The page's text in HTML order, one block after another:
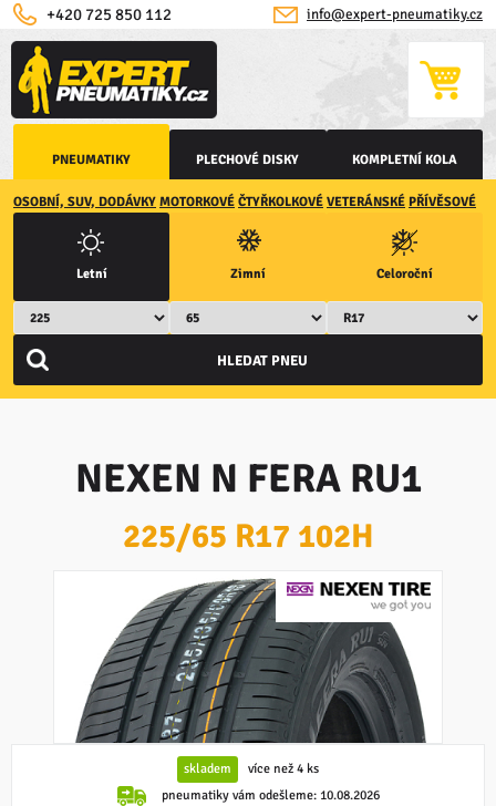
PNEUMATIKY PLECHOVÉ DISKY KOMPLETNÍ KOLA
info@expert-pneumatiky.cz
+420 725 850 112
OSOBNÍ, SUV, DODÁVKY MOTORKOVÉ ČTYŘKOLKOVÉ VETERÁNSKÉ PŘÍVĚSOVÉ
Letní Zimní Celoroční
NEXEN N FERA RU1
225/65 R17 102H
skladem
více než 4 ks
pneumatiky vám odešleme:10.08.2026